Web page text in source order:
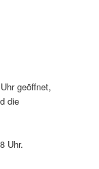
geöffnet,
die
Uhr.